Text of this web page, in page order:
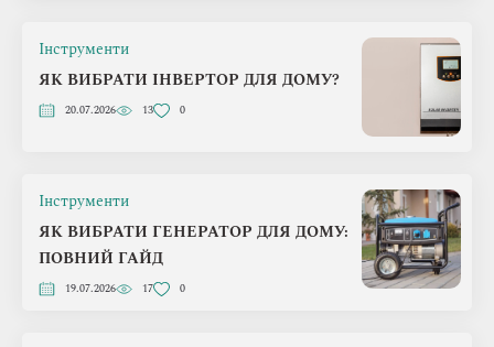
Інструменти
ЯК ВИБРАТИ ІНВЕРТОР ДЛЯ ДОМУ?
20.07.2026 13 0
Інструменти
ЯК ВИБРАТИ ГЕНЕРАТОР ДЛЯ ДОМУ:
ПОВНИЙ ГАЙД
19.07.2026 17 0